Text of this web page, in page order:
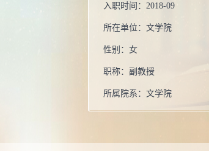
入职时间： 2018-09
所在单位： 文学院
性别： 女
职称： 副教授
所属院系： 文学院